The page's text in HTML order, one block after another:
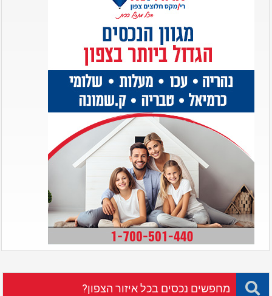
מחפשים נכסים בכל איזור הצפון?